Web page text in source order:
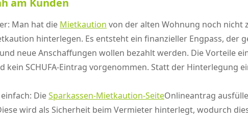
am Kunden
Man hat die Mietkaution von der alten Wohnung noch nicht
hinterlegen. Es entsteht ein finanzieller Engpass, der
neue Anschaffungen wollen bezahlt werden. Die Vorteile
kein SCHUFA-Eintrag vorgenommen. Statt der Hinterlegung
DieSparkassen-Mietkaution-SeiteOnlineantrag
wird als Sicherheit beim Vermieter hinterlegt, wodurch